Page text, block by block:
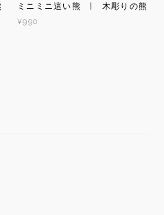
ミニミニ這い熊 | 木彫りの熊
¥990